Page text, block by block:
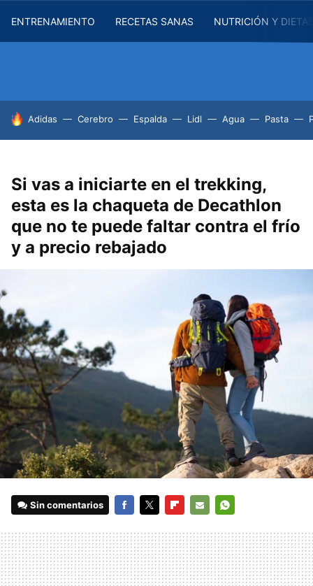
ENTRENAMIENTO RECETAS SANAS NUTRICIÓN Y
HOY SE HABLA DE
Adidas Cerebro Espalda Lidl Agua Pasta
Si vas a iniciarte en el trekking,
esta es la chaqueta de Decathlon
que no te puede faltar contra el frío
y a precio rebajado
Sin comentarios
MAIL